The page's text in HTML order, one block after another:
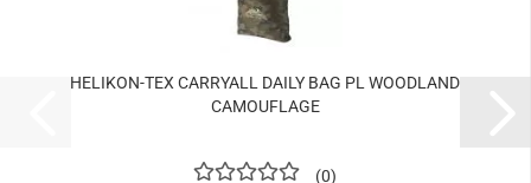
HELIKON-TEX CARRYALL DAILY BAG PL WOODLAND
CAMOUFLAGE
0